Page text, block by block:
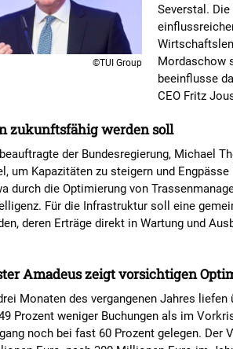
©TUI Group
Severstal.
Mordaschow
beeinflusse
CEO Fritz
zukunftsfähig werden soll
der Bundesregierung, Michael
um Kapazitäten zu steigern und
durch die Optimierung von
Für die Infrastruktur soll eine
deren Erträge direkt in Wartung und
Amadeus zeigt vorsichtigen
Monaten des vergangenen Jahres
Prozent weniger Buchungen als im
noch bei fast 60 Prozent gelegen. Der